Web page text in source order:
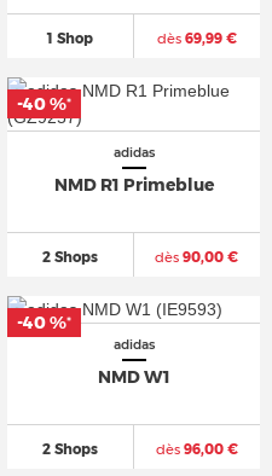
1 Shop dès69,99 €
adidas
NMD R1 Primeblue
2 Shops dès 90,00 €
-40 %*
adidas
NMD W1
2 Shops dès96,00 €
-40 %*